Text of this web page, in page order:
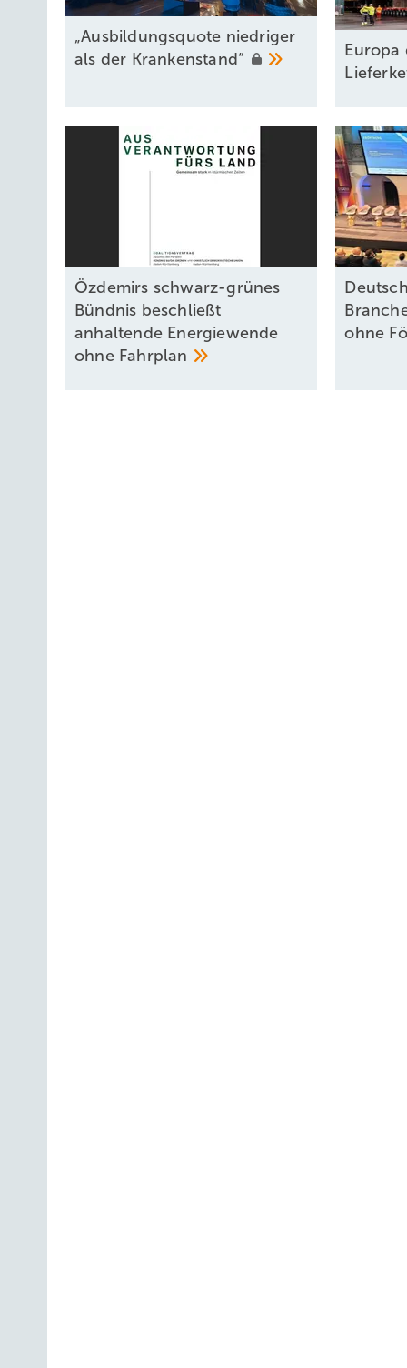
„Ausbildungsquote niedriger
als der Krankenstand“
Europa
Özdemirs schwarz-grünes
Bündnis beschließt
anhaltende Energiewende
ohne Fahrplan
ohne